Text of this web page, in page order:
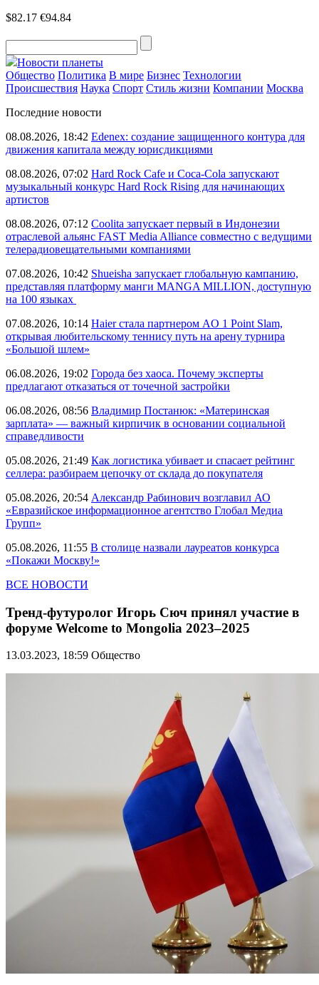
$82.17 €94.84
Новости планеты
Общество Политика В мире Бизнес Технологии
Происшествия Наука Спорт Стиль жизни Компании Москва
Последние новости
08.08.2026, 18:42 Edenex: создание защищенного контура для
движения капитала между юрисдикциями
08.08.2026, 07:02 Hard Rock Cafe и Coca-Cola запускают
музыкальный конкурс Hard Rock Rising для начинающих
артистов
08.08.2026, 07:12 Coolita запускает первый в Индонезии
отраслевой альянс FAST Media Alliance совместно с ведущими
телерадиовещательными компаниями
07.08.2026, 10:42 Shueisha запускает глобальную кампанию,
представляя платформу манги MANGA MILLION, доступную
на 100 языках
07.08.2026, 10:14 Haier стала партнером AO 1 Point Slam,
открывая любительскому теннису путь на арену турнира
«Большой шлем»
06.08.2026, 19:02 Города без хаоса. Почему эксперты
предлагают отказаться от точечной застройки
06.08.2026, 08:56 Владимир Постанюк: «Материнская
зарплата» — важный кирпичик в основании социальной
справедливости
05.08.2026, 21:49 Как логистика убивает и спасает рейтинг
селлера: разбираем цепочку от склада до покупателя
05.08.2026, 20:54 Александр Рабинович возглавил АО
«Евразийское информационное агентство Глобал Медиа
Групп»
05.08.2026, 11:55 В столице назвали лауреатов конкурса
«Покажи Москву!»
ВСЕ НОВОСТИ
Тренд-футуролог Игорь Сюч принял участие в
форуме Welcome to Mongolia 2023–2025
13.03.2023, 18:59 Общество